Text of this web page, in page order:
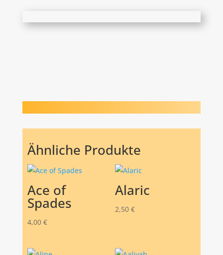
Ähnliche Produkte
Ace of
Spades
4,00 €
Alaric
2,50 €